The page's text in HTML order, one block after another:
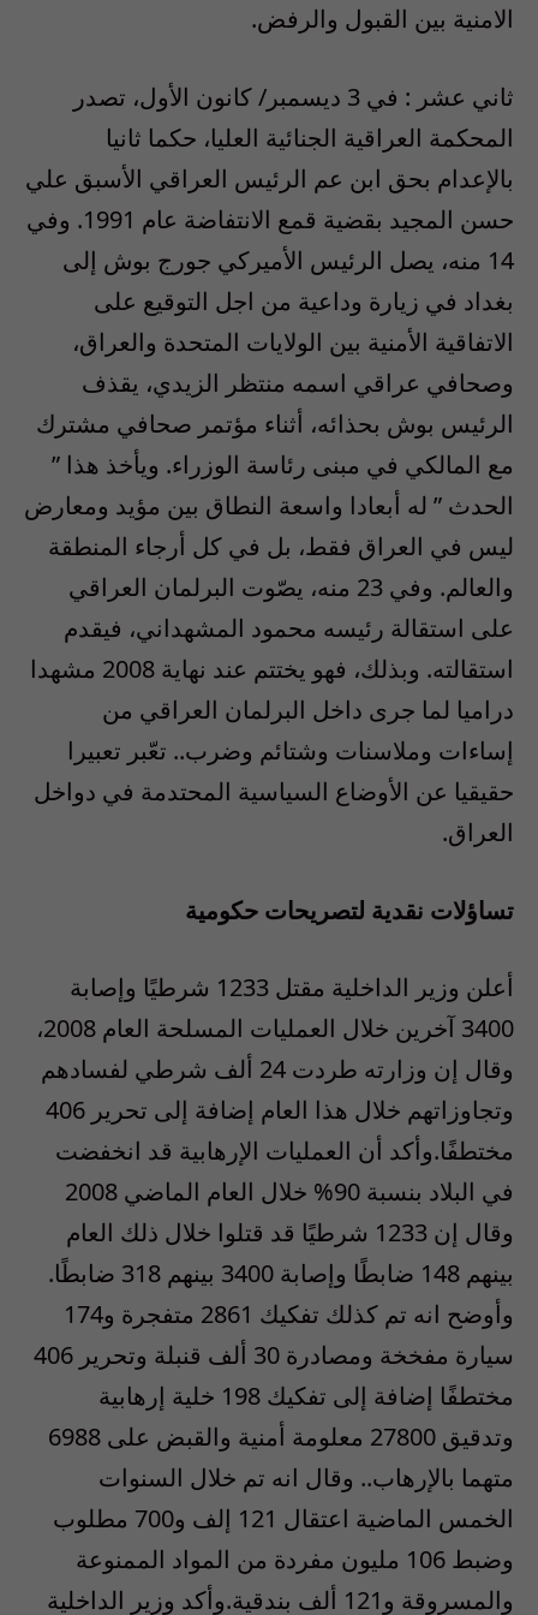
الامنية بين القبول والرفض.
ثاني عشر : في 3 ديسمبر/ كانون الأول، تصدر
المحكمة العراقية الجنائية العليا، حكما ثانيا
بالإعدام بحق ابن عم الرئيس العراقي الأسبق علي
حسن المجيد بقضية قمع الانتفاضة عام 1991. وفي
14 منه، يصل الرئيس الأميركي جورج بوش إلى
بغداد في زيارة وداعية من اجل التوقيع على
الاتفاقية الأمنية بين الولايات المتحدة والعراق،
وصحافي عراقي اسمه منتظر الزيدي، يقذف
الرئيس بوش بحذائه، أثناء مؤتمر صحافي مشترك
مع المالكي في مبنى رئاسة الوزراء. ويأخذ هذا ”
الحدث ” له أبعادا واسعة النطاق بين مؤيد ومعارض
ليس في العراق فقط، بل في كل أرجاء المنطقة
والعالم. وفي 23 منه، يصّوت البرلمان العراقي
على استقالة رئيسه محمود المشهداني، فيقدم
استقالته. وبذلك، فهو يختتم عند نهاية 2008 مشهدا
دراميا لما جرى داخل البرلمان العراقي من
إساءات وملاسنات وشتائم وضرب.. تعّبر تعبيرا
حقيقيا عن الأوضاع السياسية المحتدمة في دواخل
العراق.
تساؤلات نقدية لتصريحات حكومية
أعلن وزير الداخلية مقتل 1233 شرطيًا وإصابة
3400 آخرين خلال العمليات المسلحة العام 2008،
وقال إن وزارته طردت 24 ألف شرطي لفسادهم
وتجاوزاتهم خلال هذا العام إضافة إلى تحرير 406
مختطفًا.وأكد أن العمليات الإرهابية قد انخفضت
في البلاد بنسبة 90% خلال العام الماضي 2008
وقال إن 1233 شرطيًا قد قتلوا خلال ذلك العام
بينهم 148 ضابطًا وإصابة 3400 بينهم 318 ضابطًا.
وأوضح انه تم كذلك تفكيك 2861 متفجرة و174
سيارة مفخخة ومصادرة 30 ألف قنبلة وتحرير 406
مختطفًا إضافة إلى تفكيك 198 خلية إرهابية
وتدقيق 27800 معلومة أمنية والقبض على 6988
متهما بالإرهاب.. وقال انه تم خلال السنوات
الخمس الماضية اعتقال 121 إلف و700 مطلوب
وضبط 106 مليون مفردة من المواد الممنوعة
والمسروقة و121 ألف بندقية.وأكد وزير الداخلية